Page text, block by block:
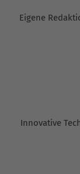
Eigene
Innovative